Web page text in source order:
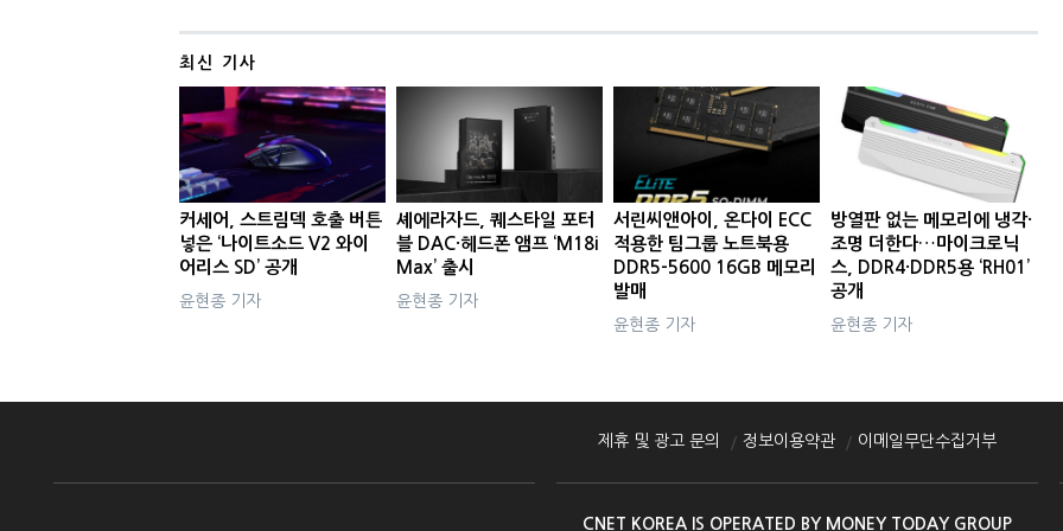
최신 기사
커세어, 스트림덱 호출 버튼
넣은 ‘나이트소드 V2 와이
어리스 SD’ 공개
윤현종 기자
셰에라자드, 퀘스타일 포터
블 DAC·헤드폰 앰프 ‘M18i
Max’ 출시
윤현종 기자
서린씨앤아이, 온다이 ECC
적용한 팀그룹 노트북용
DDR5-5600 16GB 메모리
발매
윤현종 기자
방열판 없는 메모리에 냉각·
조명 더한다…마이크로닉
스, DDR4·DDR5용 ‘RH01’
공개
윤현종 기자
제휴 및 광고 문의 정보이용약관 이메일무단수집거부
CNET KOREA IS OPERATED BY MONEY TODAY GROUP